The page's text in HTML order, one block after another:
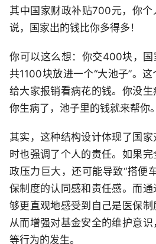
其中国家财政补贴700元，你
说，国家出的钱比你多得多！
你可以这么想：你交400块，
共1100块放进一个“大池子”。
给大家报销看病花的钱。你没生
你生病了，池子里的钱就来帮你。
其实，这种结构设计体现了国
时也强调了个人的责任。如果
政压力巨大，还可能导致“搭便
保制度的认同感和责任感。而
够更直观地感受到自己是医保制
从而增强对基金安全的维护意
等行为的发生。